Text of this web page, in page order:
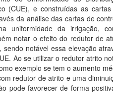
(CUE), e construídas as
da análise das cartas de
uniformidade da irrigação,
notar o efeito do redutor de
notável essa elevação
Ao se utilizar o redutor atrito
exemplo se tem o aumento
redutor de atrito e uma
pode favorecer de forma